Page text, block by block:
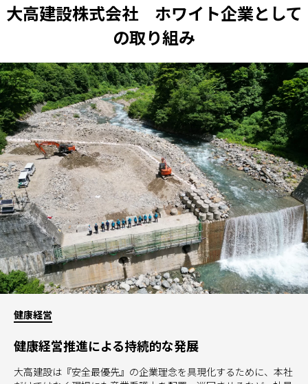
大高建設株式会社 ホワイト企業として
の取り組み
健康経営
健康経営推進による持続的な発展
大高建設は『安全最優先』の企業理念を具現化するために、本社